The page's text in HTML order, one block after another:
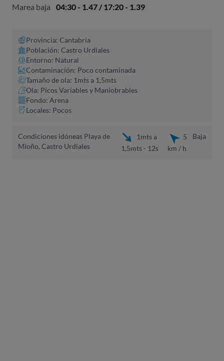
Marea baja
04:30 - 1.47 / 17:20 - 1.39
Provincia: Cantabria
Población: Castro Urdiales
Entorno: Natural
Contaminación: Poco contaminada
Tamaño de ola: 1mts a 1,5mts
Ola: Picos Variables y Maniobrables
Fondo: Arena
Locales: Pocos
Condiciones idóneas Playa de
Mioño, Castro Urdiales
1mts a
1,5mts - 12s
5
km / h
Baja